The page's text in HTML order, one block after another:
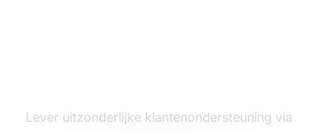
Lever uitzonderlijke klantenondersteuning via